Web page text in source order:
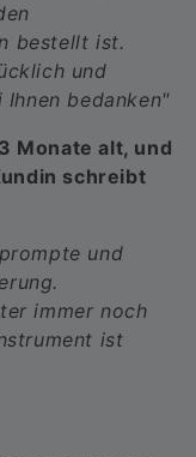
bestellt ist.
und
bedanken"
Monate alt, und
schreibt
und
immer noch
ist